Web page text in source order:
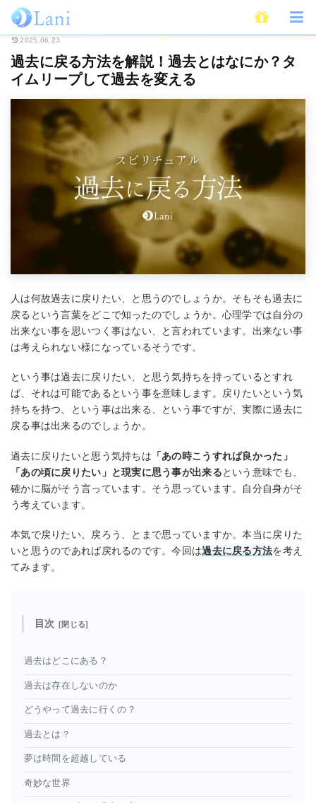
ホーム スピリチュアル 過去に戻る方法を解説！過去とはなにか？タイム
2025.06.23
過去に戻る方法を解説！過去とはなにか？タ
イムリープして過去を変える
人は何故過去に戻りたい、と思うのでしょうか。そもそも過去に
戻るという言葉をどこで知ったのでしょうか。心理学では自分の
出来ない事を思いつく事はない、と言われています。出来ない事
は考えられない様になっているそうです。
という事は過去に戻りたい、と思う気持ちを持っているとすれ
ば、それは可能であるという事を意味します。戻りたいという気
持ちを持つ、という事は出来る、という事ですが、実際に過去に
戻る事は出来るのでしょうか。
過去に戻りたいと思う気持ちは 「あの時こうすれば良かった」
「あの頃に戻りたい」と現実に思う事が出来るという意味でも、
確かに脳がそう言っています。そう思っています。自分自身がそ
う考えています。
本気で戻りたい、戻ろう、とまで思っていますか。本当に戻りた
いと思うのであれば戻れるのです。今回は過去に戻る方法を考え
てみます。
目次
過去はどこにある？
過去は存在しないのか
どうやって過去に行くの？
過去とは？
夢は時間を超越している
奇妙な世界